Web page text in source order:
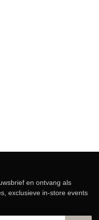
en ontvang als
exclusieve in-store events